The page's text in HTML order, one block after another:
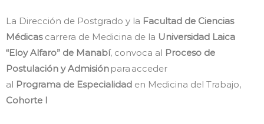
La Dirección de Postgrado y la Facultad de Ciencias
Médicas carrera de Medicina de la Universidad Laica
“Eloy Alfaro” de Manabí, convoca al Proceso de
Postulación y Admisión para acceder
al Programa de Especialidad en Medicina del Trabajo,
Cohorte I